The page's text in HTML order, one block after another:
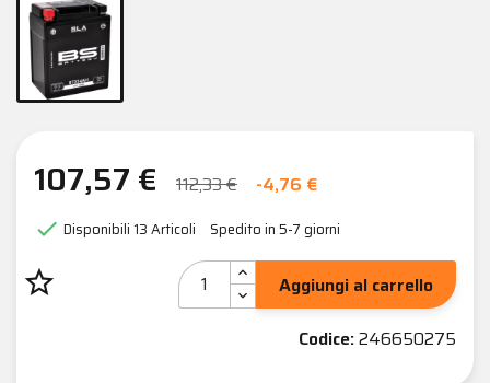
107,57 € 112,33 € -4,76 €
 Disponibili 13 Articoli Spedito in 5-7 giorni
star_border
Aggiungi al carrello
Codice:246650275